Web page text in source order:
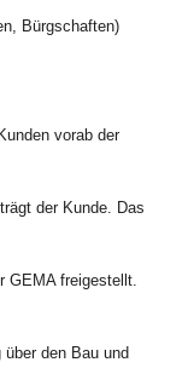
Bürgschaften)
vorab der
der Kunde. Das
GEMA freigestellt.
den Bau und